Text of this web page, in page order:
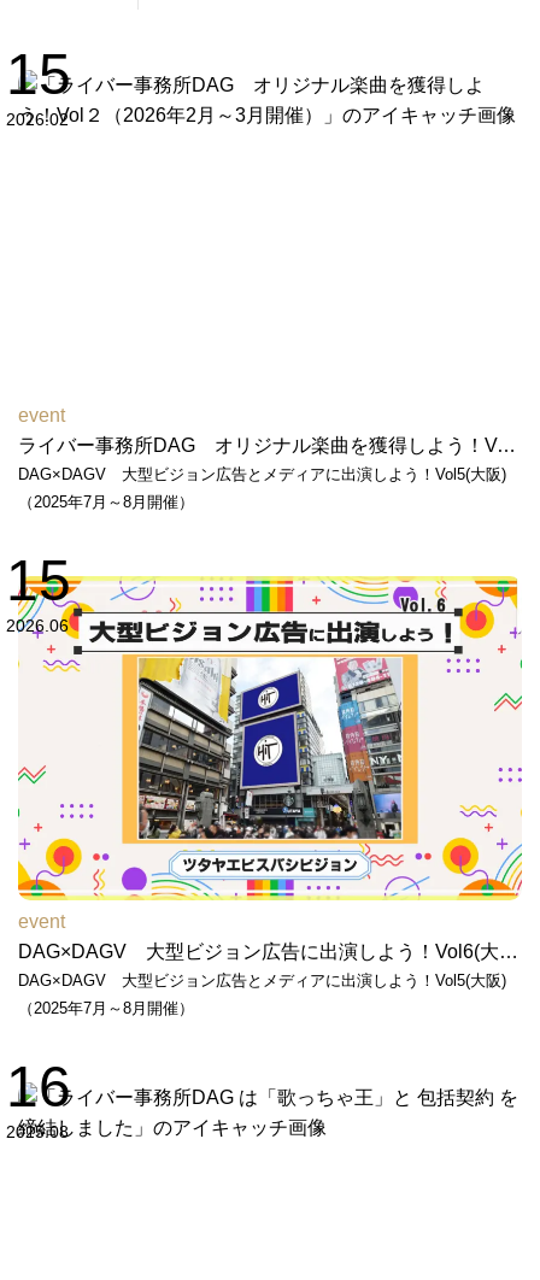
15
2026.02
event
ライバー事務所DAG オリジナル楽曲を獲得しよう！Vol２（2026年2月～3月開催）
DAG×DAGV 大型ビジョン広告とメディアに出演しよう！Vol5(大阪)
（2025年7月～8月開催）
15
2026.06
event
DAG×DAGV 大型ビジョン広告に出演しよう！Vol6(大阪)（2026年6月～7月開催）
DAG×DAGV 大型ビジョン広告とメディアに出演しよう！Vol5(大阪)
（2025年7月～8月開催）
16
2025.08